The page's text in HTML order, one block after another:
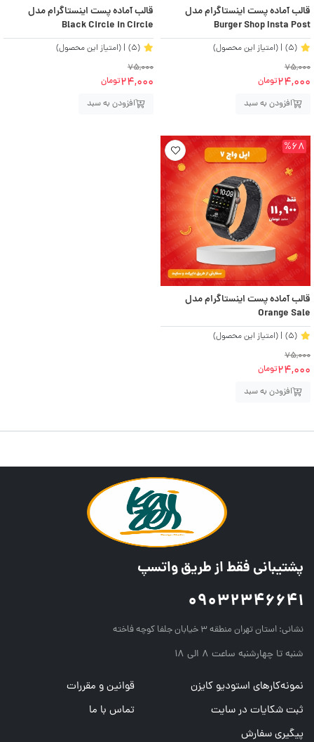
قالب آماده پست اینستاگرام مدل
Burger Shop Insta Post
(5)
| (امتیاز این محصول)
75,000
24,000تومان
افزودن به سبد
قالب آماده پست اینستاگرام مدل
Black Circle in Circle
(5)
| (امتیاز این محصول)
75,000
24,000تومان
افزودن به سبد
%68
قالب آماده پست اینستاگرام مدل
Orange Sale
(5)
| (امتیاز این محصول)
75,000
24,000تومان
افزودن به سبد
پشتیبانی فقط از طریق واتسپ
09032346641
نشانی: استان تهران منطقه ۳ خیابان جلفا کوچه فاخته
شنبه تا چهارشنبه ساعت ۸ الی ۱۸
نمونه‌کارهای استودیو کایزن
قوانین و مقررات
ثبت شکایات در سایت
تماس با ما
پیگیری سفارش